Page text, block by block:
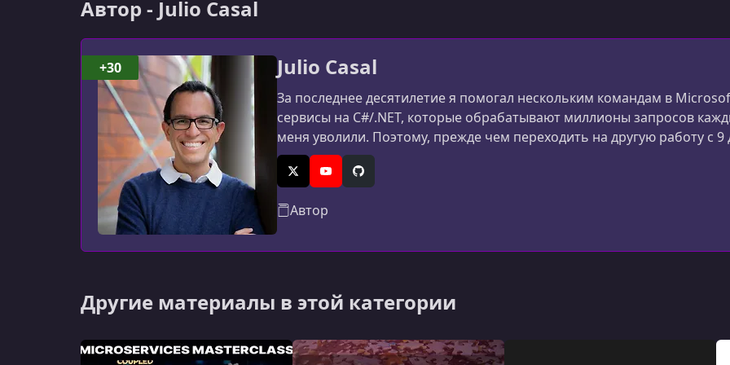
Автор - Julio Casal
Julio Casal
За последнее десятилетие я помогал нескольким командам в
сервисы на C#/.NET, которые обрабатывают миллионы запросов
меня уволили. Поэтому, прежде чем переходить на другую работу с
себя созданию образовательного контента по технологиям
стороне.Сегодня я веду бизнес, который учит разработ
X (Twitter)YouTubeGitHub
Автор
+30
Другие материалы в этой категории